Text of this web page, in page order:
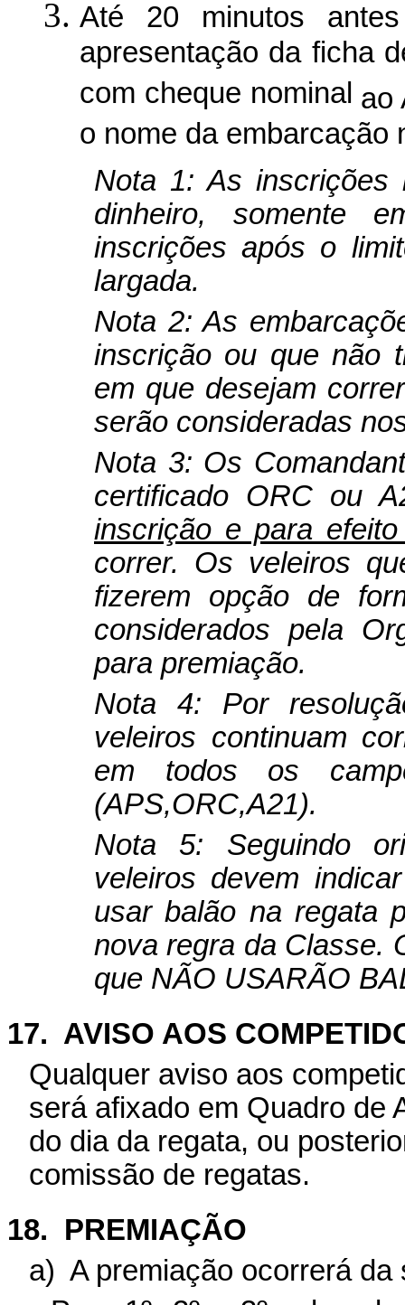
Até 20 minutos
apresentação da ficha
com cheque nominal ao
o nome da embarcação
Nota 1: As inscrições
dinheiro, somente
inscrições após o
largada.
Nota 2: As
inscrição ou que não
em que desejam
serão consideradas
Nota 3: Os
certificado ORC ou
inscrição e para
correr. Os veleiros
fizerem opção de
considerados pela
para premiação.
Nota 4: Por
veleiros continuam
em todos os
(APS,ORC,A21).
Nota 5: Seguindo
veleiros devem
usar balão na regata
nova regra da Classe.
que NÃO USARÃO
17. AVISO AOS
Qualquer aviso aos
será afixado em Quadro de
do dia da regata, ou
comissão de regatas.
18.
PREMIAÇÃO
a) A premiação ocorrerá da